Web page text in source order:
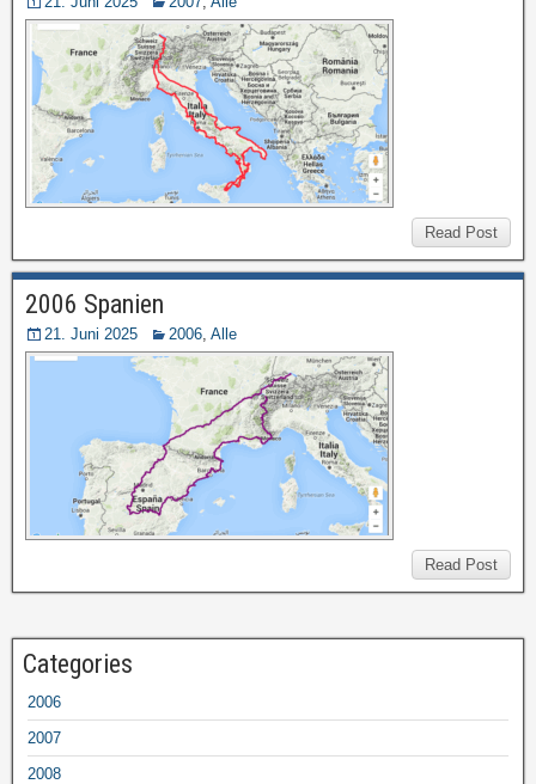
Read Post
2006 Spanien
21. Juni 2025 2006, Alle
Read Post
Categories
2006
2007
2008